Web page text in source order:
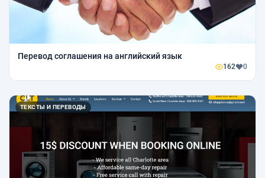
Перевод соглашения на английский язык
162 0
ТЕКСТЫ И ПЕРЕВОДЫ